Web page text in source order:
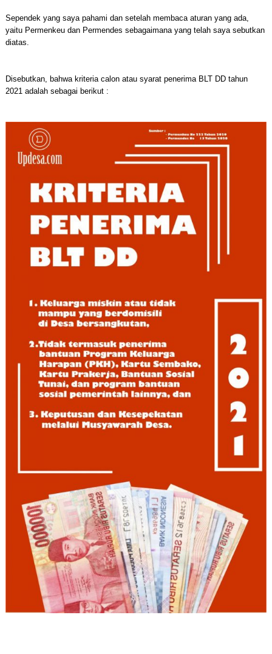
Sependek yang saya pahami dan setelah membaca aturan yang ada,
yaitu Permenkeu dan Permendes sebagaimana yang telah saya sebutkan
diatas.
Disebutkan, bahwa kriteria calon atau syarat penerima BLT DD tahun
2021 adalah sebagai berikut :